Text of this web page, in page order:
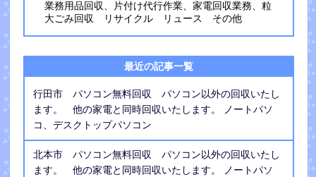
業務用品回収、片付け代行作業、家電回収業務、粒
大ごみ回収 リサイクル リュース その他
最近の記事一覧
行田市 パソコン無料回収 パソコン以外の回収いたし
ます。 他の家電と同時回収いたします。 ノートパソ
コ、デスクトップパソコン
北本市 パソコン無料回収 パソコン以外の回収いたし
ます。 他の家電と同時回収いたします。 ノートパソ